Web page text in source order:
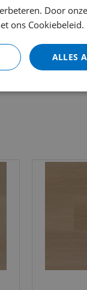
€ 3,25
Totaal
Door
ons Cookiebeleid.
ALLES